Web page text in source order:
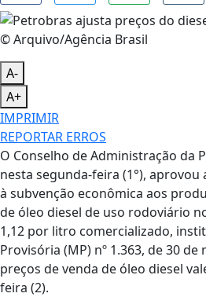
© Arquivo/Agência Brasil
A-
A+
IMPRIMIR
REPORTAR ERROS
O Conselho de Administração da
nesta segunda-feira (1°), aprovou
à subvenção econômica aos
de óleo diesel de uso rodoviário
1,12 por litro comercializado,
Provisória (MP) nº 1.363, de 30
preços de venda de óleo diesel
feira (2).